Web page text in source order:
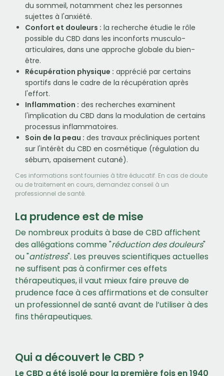
du sommeil, notamment chez les personnes
sujettes à l'anxiété.
Confort et douleurs : la recherche étudie le rôle
possible du CBD dans les inconforts musculo-
articulaires, dans une approche globale du bien-
être.
Récupération physique : apprécié par certains
sportifs dans le cadre de la récupération après
l'effort.
Inflammation : des recherches examinent
l'implication du CBD dans la modulation de certains
processus inflammatoires.
Soin de la peau : des travaux précliniques portent
sur l'intérêt du CBD en cosmétique (régulation du
sébum, apaisement cutané).
Ces informations sont fournies à titre éducatif. En cas de doute
ou de traitement en cours, demandez conseil à un
professionnel de santé.
La prudence est de mise
De nombreux produits à base de CBD affichent
des allégations comme "réduction des douleurs"
ou "antistress". Les preuves scientifiques actuelles
ne suffisent pas à confirmer ces effets
thérapeutiques, il vaut mieux faire preuve de
prudence face à ces affirmations et de consulter
un professionnel de santé avant de l’utiliser à des
fins thérapeutiques.
Qui a découvert le CBD ?
Le CBD a été isolé pour la première fois en 1940